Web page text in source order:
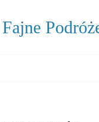
Fajne